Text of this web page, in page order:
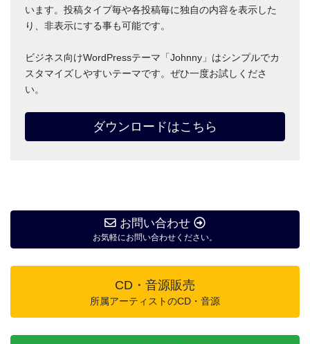
います。投稿タイプ毎や各投稿毎に独自の内容を表示した
り、非表示にする事も可能です。
ビジネス向けWordPressテーマ「Johnny」はシンプルでカ
スタマイズしやすいテーマです。ぜひ一度お試しくださ
い。
ダウンロードはこちら
お問い合わせ
お気軽にお問い合わせください。
CD・音源販売
所属アーティストのCD・音源